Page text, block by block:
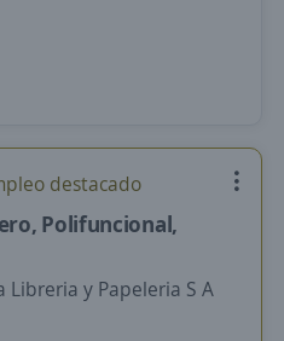
destacado
Polifuncional,
Libreria y Papeleria S A